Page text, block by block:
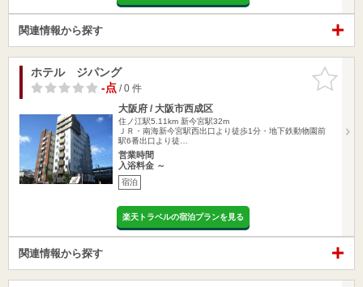
関連情報から探す
お気に入
りに追加
ホテル ジパング
-点/ 0 件
大阪府 / 大阪市西成区
住ノ江駅5.11km 新今宮駅32m
ＪＲ・南海新今宮駅西出口より徒歩1分・地下鉄動物園前
駅6番出口より徒…
営業時間
入浴料金 ～
宿泊
楽天トラベルの宿泊プランを見る
関連情報から探す